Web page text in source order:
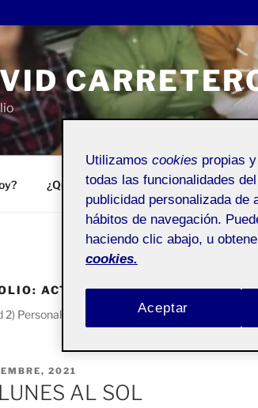
¿Qué es Folio? Entrada de
ACTIVIDAD 2) PERSONALIZAR
2) Personalizar tu espacio Folio
2021
AL SOL
Utilizamos cookies propias
todas las funcionalidades
publicidad personalizada de
hábitos de navegación.
haciendo clic abajo, u
cookies.
Aceptar